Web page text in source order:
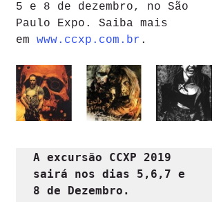
5 e 8 de dezembro, no São
Paulo Expo. Saiba mais
em www.ccxp.com.br .
A excursão CCXP 2019
sairá nos dias 5,6,7 e
8 de Dezembro.